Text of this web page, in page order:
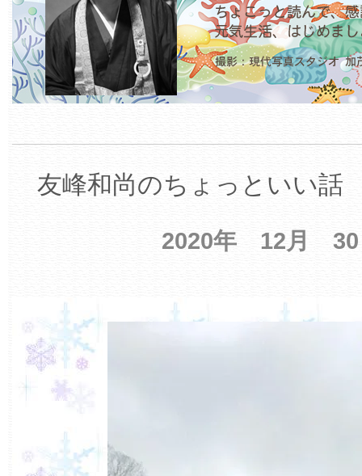
友峰和尚のちょっといい話
2020年 12月